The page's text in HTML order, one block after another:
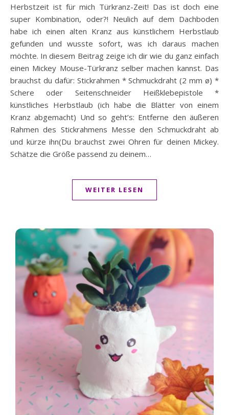
Herbstzeit ist für mich Türkranz-Zeit! Das ist doch eine
super Kombination, oder?! Neulich auf dem Dachboden
habe ich einen alten Kranz aus künstlichem Herbstlaub
gefunden und wusste sofort, was ich daraus machen
möchte. In diesem Beitrag zeige ich dir wie du ganz einfach
einen Mickey Mouse-Türkranz selber machen kannst. Das
brauchst du dafür: Stickrahmen * Schmuckdraht (2 mm ø) *
Schere oder Seitenschneider Heißklebepistole *
künstliches Herbstlaub (ich habe die Blätter von einem
Kranz abgemacht) Und so geht’s: Entferne den äußeren
Rahmen des Stickrahmens Messe den Schmuckdraht ab
und kürze ihn(Du brauchst zwei Ohren für deinen Mickey.
Schätze die Größe passend zu deinem…
WEITER LESEN